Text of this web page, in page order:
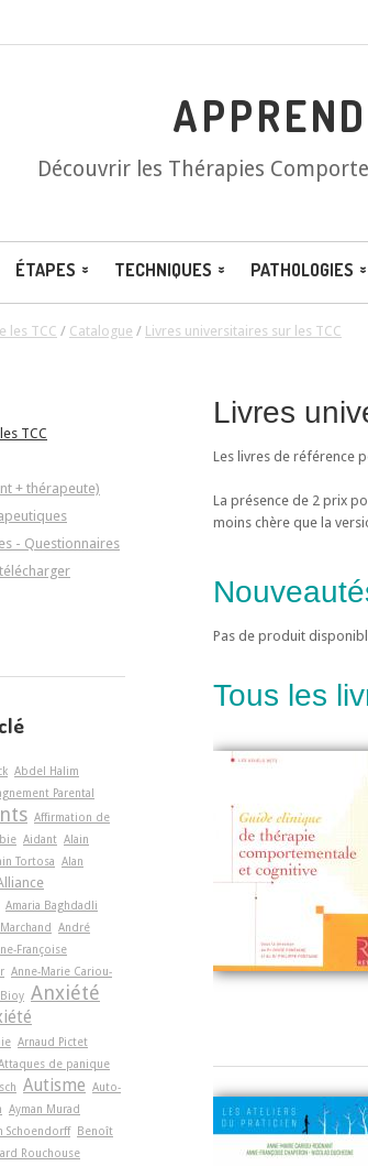
Découvrir les Thérapies
ÉTAPES TECHNIQUES PATHOLOGIES
les TCC / Catalogue / Livres universitaires sur les TCC
Livres
Les livres de référence
La présence de 2 prix
moins chère que la
Pas de produit
Tous les
TCC
+ thérapeute)
- Questionnaires
Abdel Halim
Parental
Affirmation de
Aidant Alain
Tortosa Alan
Amaria Baghdadli
André
Françoise
Anne-Marie Cariou-
Anxiété
Arnaud Pictet
de panique
Autisme Auto-
Ayman Murad
Schoendorff Benoît
Rouchouse